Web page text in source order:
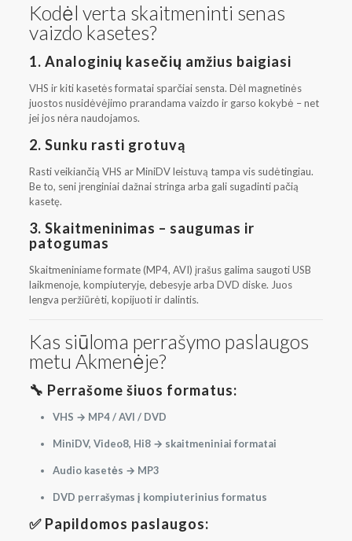
Kodėl verta skaitmeninti senas
vaizdo kasetes?
1. Analoginių kasečių amžius baigiasi
VHS ir kiti kasetės formatai sparčiai sensta. Dėl magnetinės
juostos nusidėvėjimo prarandama vaizdo ir garso kokybė – net
jei jos nėra naudojamos.
2. Sunku rasti grotuvą
Rasti veikiančią VHS ar MiniDV leistuvą tampa vis sudėtingiau.
Be to, seni įrenginiai dažnai stringa arba gali sugadinti pačią
kasetę.
3. Skaitmeninimas – saugumas ir
patogumas
Skaitmeniniame formate (MP4, AVI) įrašus galima saugoti USB
laikmenoje, kompiuteryje, debesyje arba DVD diske. Juos
lengva peržiūrėti, kopijuoti ir dalintis.
Kas siūloma perrašymo paslaugos
metu Akmenėje?
🔧 Perrašome šiuos formatus:
VHS → MP4 / AVI / DVD
MiniDV, Video8, Hi8 → skaitmeniniai formatai
Audio kasetės → MP3
DVD perrašymas į kompiuterinius formatus
✅ Papildomos paslaugos: